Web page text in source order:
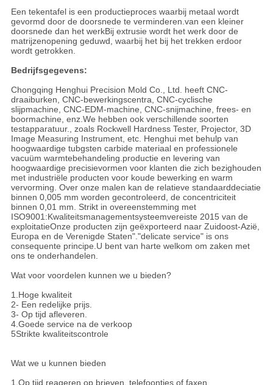
Een tekentafel is een productieproces waarbij metaal wordt
gevormd door de doorsnede te verminderen.van een kleiner
doorsnede dan het werkBij extrusie wordt het werk door de
matrijzenopening geduwd, waarbij het bij het trekken erdoor
wordt getrokken.
Bedrijfsgegevens:
Chongqing Henghui Precision Mold Co., Ltd. heeft CNC-
draaiburken, CNC-bewerkingscentra, CNC-cyclische
slijpmachine, CNC-EDM-machine, CNC-snijmachine, frees- en
boormachine, enz.We hebben ook verschillende soorten
testapparatuur., zoals Rockwell Hardness Tester, Projector, 3D
Image Measuring Instrument, etc. Henghui met behulp van
hoogwaardige tubgsten carbide materiaal en professionele
vacuüm warmtebehandeling.productie en levering van
hoogwaardige precisievormen voor klanten die zich bezighouden
met industriële producten voor koude bewerking en warm
vervorming. Over onze malen kan de relatieve standaarddeciatie
binnen 0,005 mm worden gecontroleerd, de concentriciteit
binnen 0,01 mm. Strikt in overeenstemming met
ISO9001:Kwaliteitsmanagementsysteemvereiste 2015 van de
exploitatieOnze producten zijn geëxporteerd naar Zuidoost-Azië,
Europa en de Verenigde Staten"."delicate service" is ons
consequente principe.U bent van harte welkom om zaken met
ons te onderhandelen.
Wat voor voordelen kunnen we u bieden?
1.Hoge kwaliteit
2- Een redelijke prijs.
3- Op tijd afleveren.
4.Goede service na de verkoop
5Strikte kwaliteitscontrole
Wat we u kunnen bieden
1.Op tijd reageren op brieven, telefoontjes of faxen